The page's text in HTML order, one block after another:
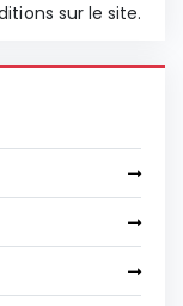
sur le site.